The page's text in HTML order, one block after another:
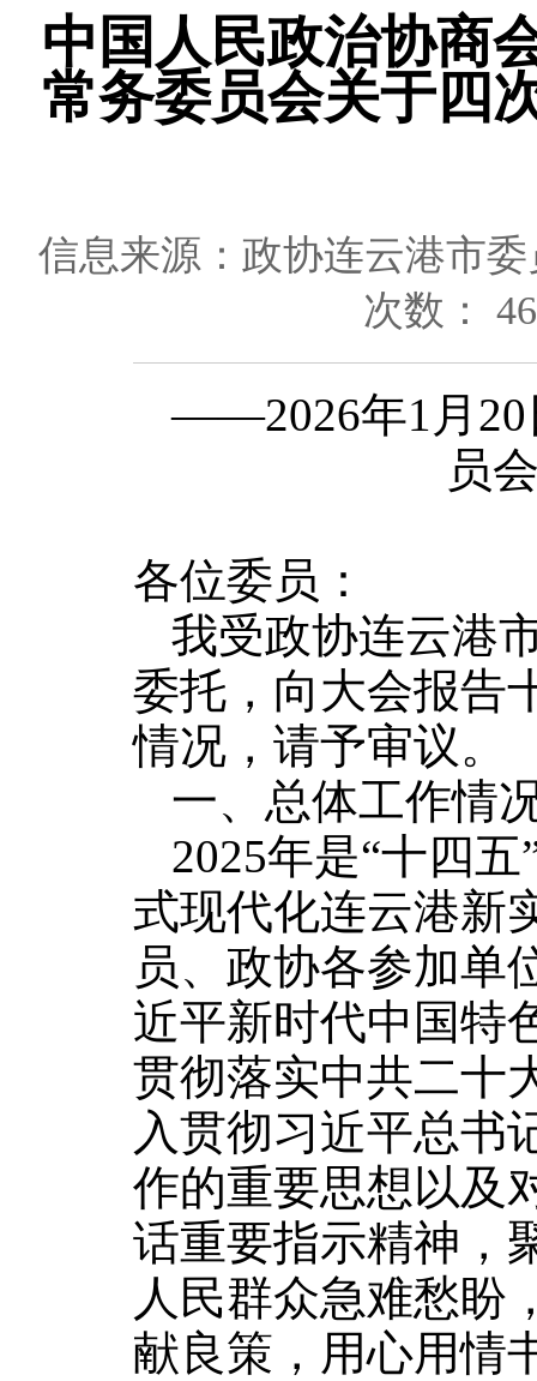
中国人民政治协商
常务委员会关于四
信息来源：政协连云港市
次数： 46
——2026年1月20
员
各位委员：
我受政协连云港
委托，向大会报告
情况，请予审议。
一、总体工作情
2025年是“十四
式现代化连云港新
员、政协各参加单
近平新时代中国特
贯彻落实中共二十
入贯彻习近平总书
作的重要思想以及
话重要指示精神，
人民群众急难愁盼
献良策，用心用情